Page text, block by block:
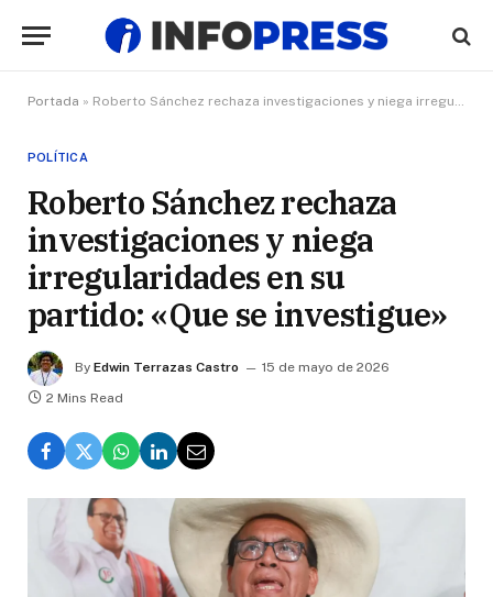
Portada » Roberto Sánchez rechaza investigaciones y niega irregularidades en su partido: «Que se investigue»
POLÍTICA
Roberto Sánchez rechaza
investigaciones y niega
irregularidades en su
partido: «Que se investigue»
By Edwin Terrazas Castro
15 de mayo de 2026
2 Mins Read